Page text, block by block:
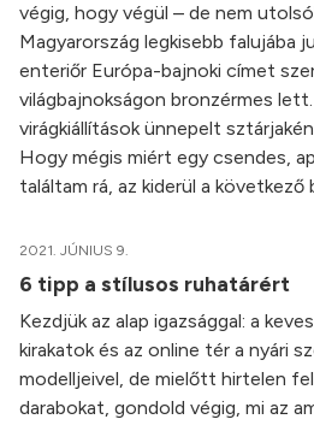
végig, hogy végül – de nem
Magyarország legkisebb falujába
enteriőr Európa-bajnoki címet
világbajnokságon bronzérmes
virágkiállítások ünnepelt
Hogy mégis miért egy csendes,
találtam rá, az kiderül a következő
2021. JÚNIUS 9.
6 tipp a stílusos ruhatárért
Kezdjük az alap igazsággal: a
kirakatok és az online tér a nyári
modelljeivel, de mielőtt hirtelen
darabokat, gondold végig, mi az